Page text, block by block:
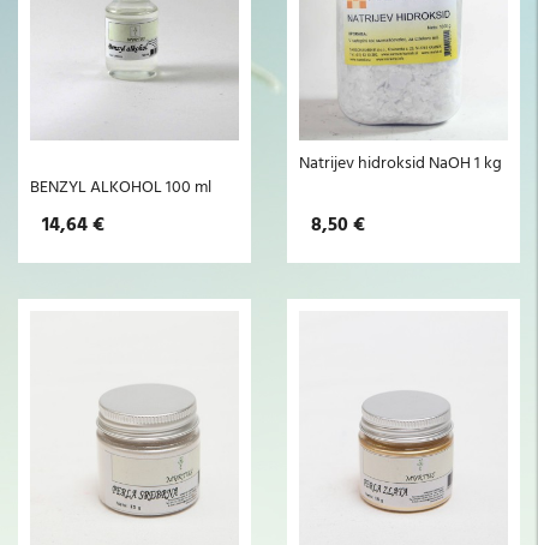
BENZYL ALKOHOL 100 ml
14,64 €
Natrijev hidroksid NaOH 1 kg
8,50 €